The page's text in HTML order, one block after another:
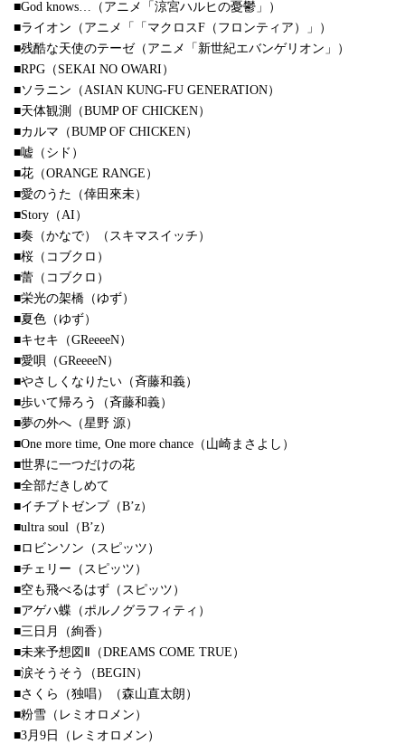
■God knows…（アニメ「涼宮ハルヒの憂鬱」）
■ライオン（アニメ「「マクロスF（フロンティア）」）
■残酷な天使のテーゼ（アニメ「新世紀エバンゲリオン」）
■RPG（SEKAI NO OWARI）
■ソラニン（ASIAN KUNG-FU GENERATION）
■天体観測（BUMP OF CHICKEN）
■カルマ（BUMP OF CHICKEN）
■嘘（シド）
■花（ORANGE RANGE）
■愛のうた（倖田來未）
■Story（AI）
■奏（かなで）（スキマスイッチ）
■桜（コブクロ）
■蕾（コブクロ）
■栄光の架橋（ゆず）
■夏色（ゆず）
■キセキ（GReeeeN）
■愛唄（GReeeeN）
■やさしくなりたい（斉藤和義）
■歩いて帰ろう（斉藤和義）
■夢の外へ（星野 源）
■One more time, One more chance（山崎まさよし）
■世界に一つだけの花
■全部だきしめて
■イチブトゼンブ（B’z）
■ultra soul（B’z）
■ロビンソン（スピッツ）
■チェリー（スピッツ）
■空も飛べるはず（スピッツ）
■アゲハ蝶（ポルノグラフィティ）
■三日月（絢香）
■未来予想図Ⅱ（DREAMS COME TRUE）
■涙そうそう（BEGIN）
■さくら（独唱）（森山直太朗）
■粉雪（レミオロメン）
■3月9日（レミオロメン）